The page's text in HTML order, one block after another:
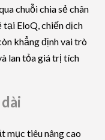
chuỗi chia sẻ chân
EloQ, chiến dịch
khẳng định vai trò
lan tỏa giá trị tích
mục tiêu nâng cao